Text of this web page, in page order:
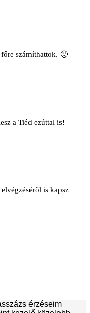
számíthattok. 🙂
a Tiéd ezúttal is!
is kapsz
érzéseim